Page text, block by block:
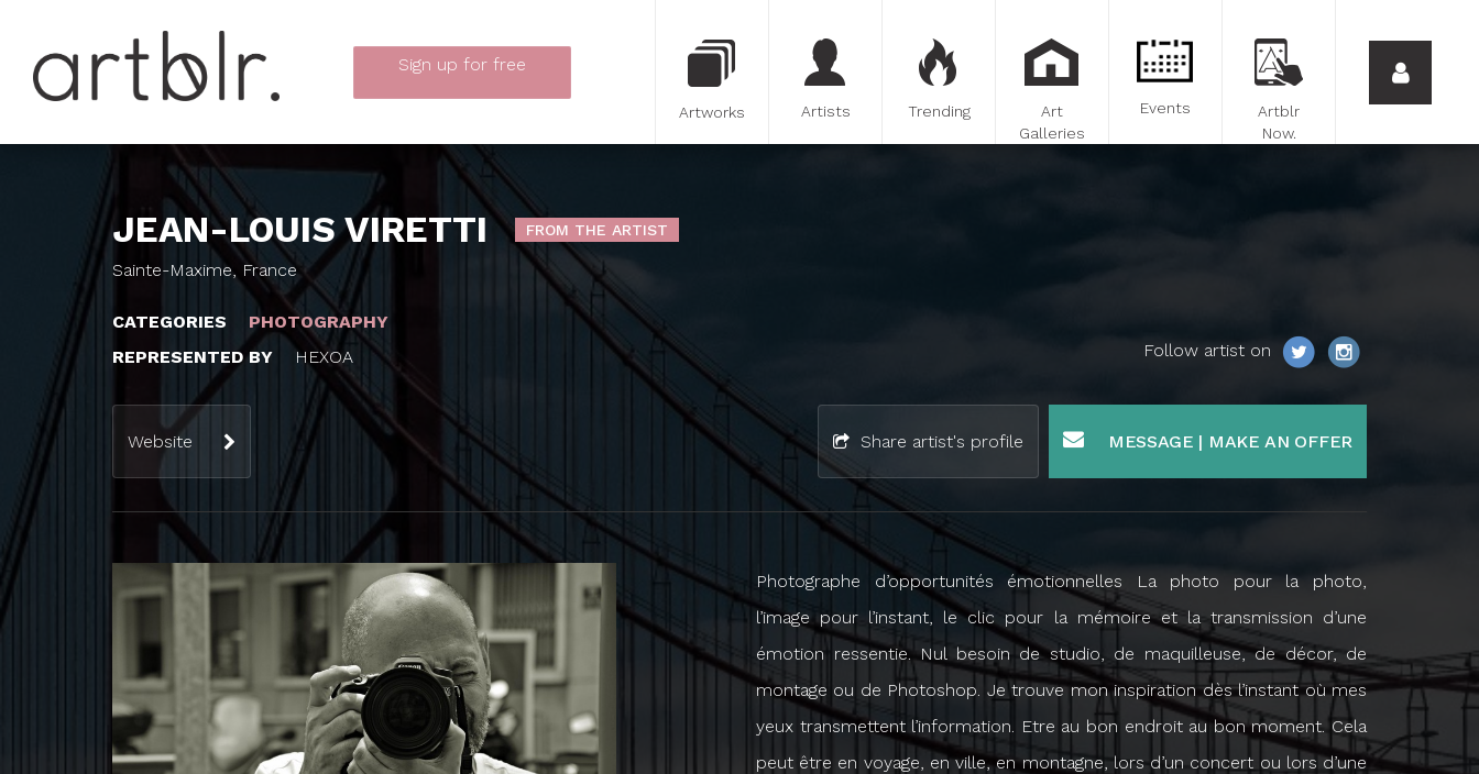
Sign up for free
Artworks Artists Trending
Art
Galleries
Events
Artblr
Now.
JEAN-LOUIS VIRETTI FROM THE ARTIST
Sainte-Maxime, France
CATEGORIES
PHOTOGRAPHY
REPRESENTED BY
HEXOA Follow artist on
Website Share artist's profile MESSAGE | MAKE AN OFFER
Photographe d’opportunités émotionnelles La photo pour la photo,
l’image pour l’instant, le clic pour la mémoire et la transmission d’une
émotion ressentie. Nul besoin de studio, de maquilleuse, de décor, de
montage ou de Photoshop. Je trouve mon inspiration dès l’instant où mes
yeux transmettent l’information. Etre au bon endroit au bon moment. Cela
peut être en voyage, en ville, en montagne, lors d’un concert ou lors d’une